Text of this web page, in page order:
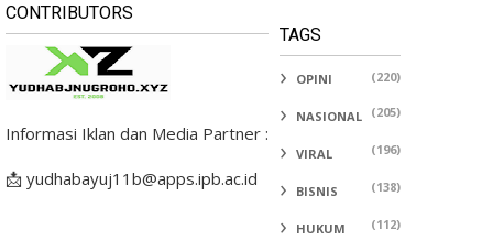
CONTRIBUTORS
Informasi Iklan dan Media Partner :
📩 yudhabayuj11b@apps.ipb.ac.id
TAGS
OPINI (220)
NASIONAL (205)
VIRAL (196)
BISNIS (138)
HUKUM (112)